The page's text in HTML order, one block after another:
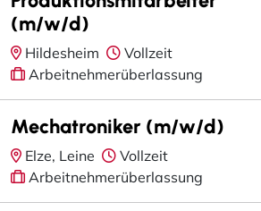
(m/w/d)
Hildesheim
Vollzeit
Arbeitnehmerüberlassung
Mechatroniker (m/w/d)
Elze, Leine
Vollzeit
Arbeitnehmerüberlassung